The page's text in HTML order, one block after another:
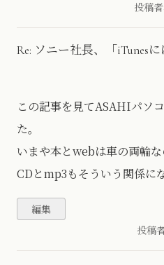
投稿
Re: ソニー社長、「iTunesに
この記事を見てASAHIパソ
た。
いまや本とwebは車の両輪な
CDとmp3もそういう関係に
投稿